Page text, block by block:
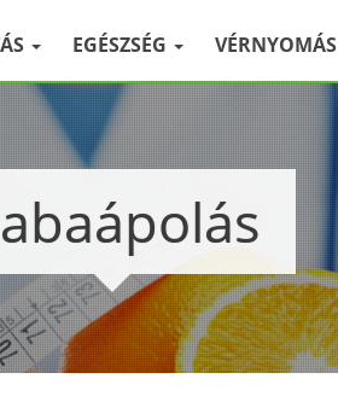
EGÉSZSÉG VÉRNYOMÁS
Babaápolás